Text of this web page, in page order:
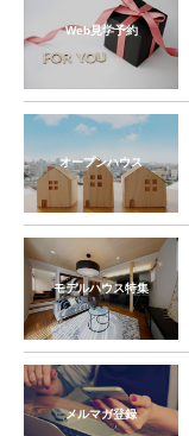
Web見学予約
オープンハウス
モデルハウス特集
メルマガ登録